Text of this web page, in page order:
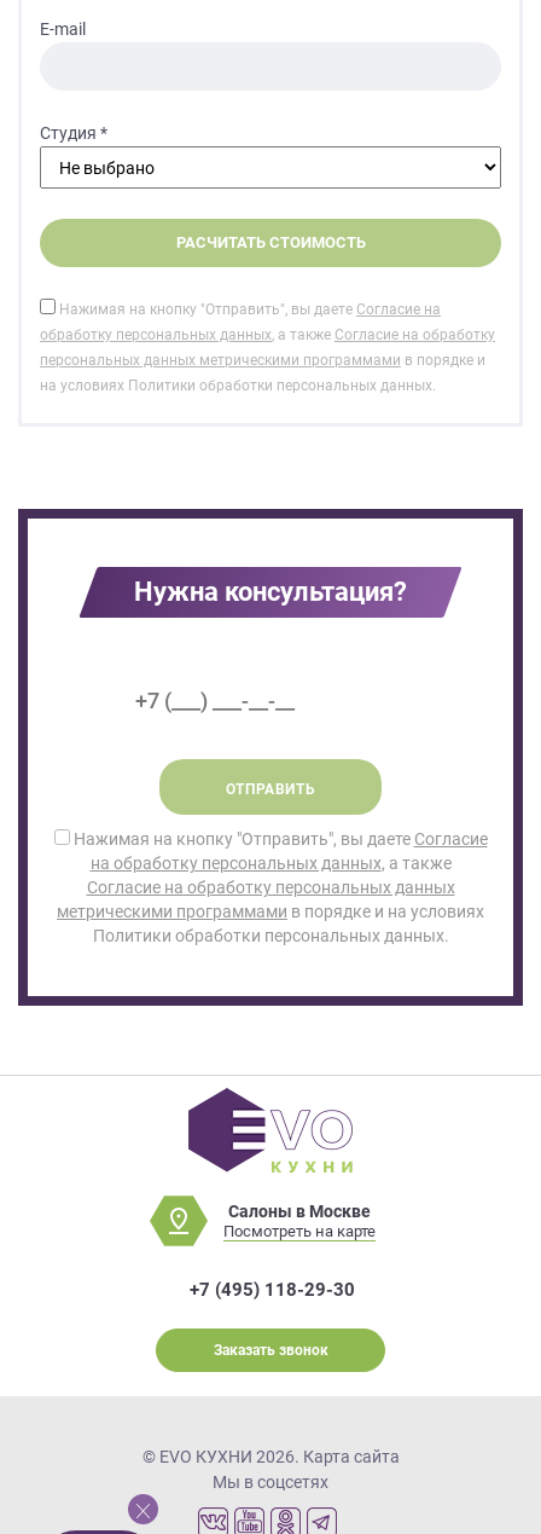
E-mail
Студия *
Нажимая на кнопку "Отправить", вы даете Согласие на
обработку персональных данных, а также Согласие на обработку
персональных данных метрическими программами в порядке и
на условиях Политики обработки персональных данных.
Нужна консультация?
ОТПРАВИТЬ
Нажимая на кнопку "Отправить", вы даете Согласие
на обработку персональных данных, а также
Согласие на обработку персональных данных
метрическими программами в порядке и на условиях
Политики обработки персональных данных.
Салоны в Москве
Посмотреть на карте
+7 (495) 118-29-30
Заказать звонок
© EVO КУХНИ 2026. Карта сайта
Мы в соцсетях